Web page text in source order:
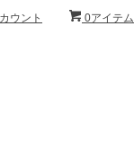
0アイテム
ウント